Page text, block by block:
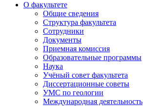
О факультете
Общие сведения
Структура факультета
Сотрудники
Документы
Приемная комиссия
Образовательные программы
Наука
Учёный совет факультета
Диссертационные советы
УМС по геологии
Международная деятельность